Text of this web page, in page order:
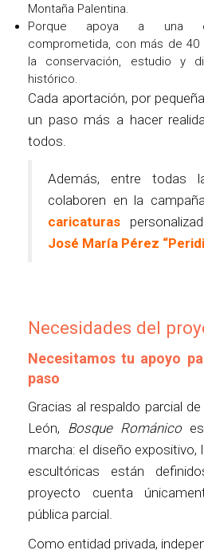
Montaña Palentina.
Porque apoya a una
comprometida, con más de
la conservación, estudio y
histórico.
Cada aportación, por
un paso más a hacer
todos.
Además, entre todas
colaboren en la
caricaturas
José María Pérez
Necesidades del
Necesitamos tu apoyo
paso
Gracias al respaldo parcial
León, Bosque Románicoes
marcha: el diseño expositivo,
escultóricas están
proyecto cuenta
pública parcial.
Como entidad privada,